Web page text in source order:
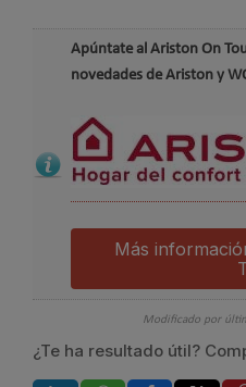
Apúntate al Ariston On
novedades de Ariston y
Más
Modificado por
¿Te ha resultado útil?